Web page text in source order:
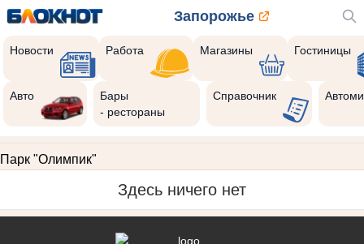
Запорожье
Новости Работа Магазины Гостиницы
Авто
Бары
- рестораны
Справочник
Парк "Олимпик"
Здесь ничего нет